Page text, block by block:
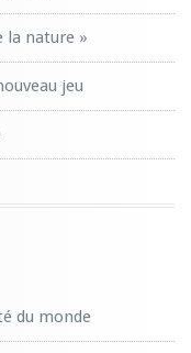
la nature »
jeu
du monde